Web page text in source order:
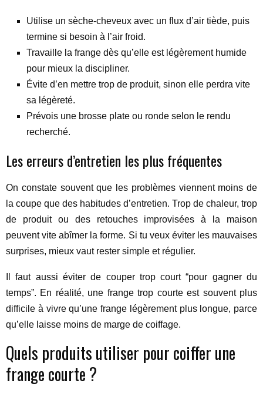
Utilise un sèche-cheveux avec un flux d’air tiède, puis
termine si besoin à l’air froid.
Travaille la frange dès qu’elle est légèrement humide
pour mieux la discipliner.
Évite d’en mettre trop de produit, sinon elle perdra vite
sa légèreté.
Prévois une brosse plate ou ronde selon le rendu
recherché.
Les erreurs d’entretien les plus fréquentes
On constate souvent que les problèmes viennent moins de
la coupe que des habitudes d’entretien. Trop de chaleur, trop
de produit ou des retouches improvisées à la maison
peuvent vite abîmer la forme. Si tu veux éviter les mauvaises
surprises, mieux vaut rester simple et régulier.
Il faut aussi éviter de couper trop court “pour gagner du
temps”. En réalité, une frange trop courte est souvent plus
difficile à vivre qu’une frange légèrement plus longue, parce
qu’elle laisse moins de marge de coiffage.
Quels produits utiliser pour coiffer une
frange courte ?